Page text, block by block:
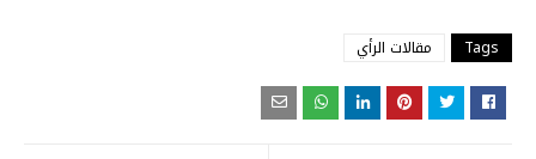
Tags مقالات الرأي